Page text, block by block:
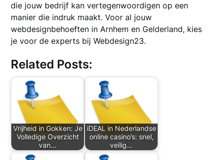
die jouw bedrijf kan vertegenwoordigen op een
manier die indruk maakt. Voor al jouw
webdesignbehoeften in Arnhem en Gelderland, kies
je voor de experts bij Webdesign23.
Related Posts:
Vrijheid in Gokken: Je
Volledige Overzicht
van…
iDEAL in Nederlandse
online casino’s: snel,
veilig…